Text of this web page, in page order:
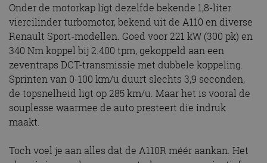
Onder de motorkap ligt dezelfde bekende 1,8-liter
viercilinder turbomotor, bekend uit de A110 en diverse
Renault Sport-modellen. Goed voor 221 kW (300 pk) en
340 Nm koppel bij 2.400 tpm, gekoppeld aan een
zeventraps DCT-transmissie met dubbele koppeling.
Sprinten van 0-100 km/u duurt slechts 3,9 seconden,
de topsnelheid ligt op 285 km/u. Maar het is vooral de
souplesse waarmee de auto presteert die indruk
maakt.
Toch voel je aan alles dat de A110R méér aankan. Het